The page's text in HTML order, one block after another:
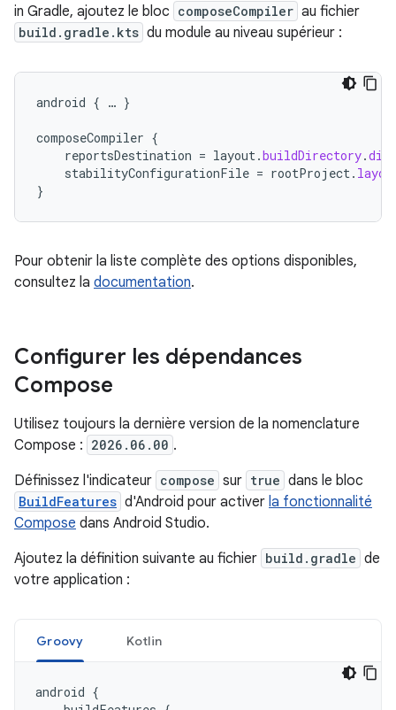
in Gradle, ajoutez le bloc composeCompiler au fichier
build.gradle.kts du module au niveau supérieur :
android { … }
composeCompiler {
reportsDestination = layout.buildDirectory.dir
stabilityConfigurationFile = rootProject.
}
Pour obtenir la liste complète des options disponibles,
consultez la documentation.
Configurer les dépendances
Compose
Utilisez toujours la dernière version de la nomenclature
Compose : 2026.06.00 .
Définissez l'indicateur compose sur true dans le bloc
BuildFeatures d'Android pour activer la fonctionnalité
Compose dans Android Studio.
Ajoutez la définition suivante au fichier build.gradle de
votre application :
Groovy Kotlin
android {